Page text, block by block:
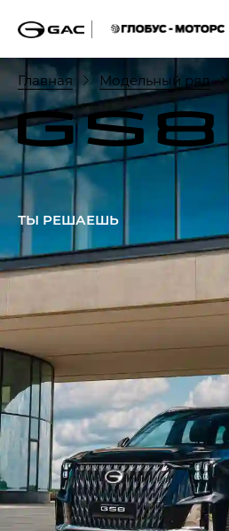
Главная Модельный ряд
ТЫ РЕШАЕШЬ